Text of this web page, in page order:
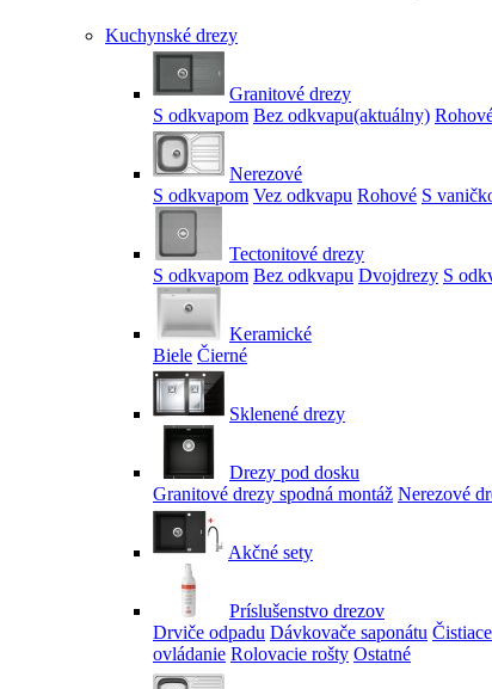
Kuchynské drezy
Granitové drezy
S odkvapom Bez odkvapu(aktuálny)
Nerezové
S odkvapom Vez odkvapu Rohové S
Tectonitové drezy
S odkvapom Bez odkvapu Dvojdrezy S
Keramické
Biele Čierné
Sklenené drezy
Drezy pod dosku
Granitové drezy spodná montáž Nerezové
Akčné sety
Príslušenstvo drezov
Drviče odpadu Dávkovače saponátu
ovládanie Rolovacie rošty Ostatné